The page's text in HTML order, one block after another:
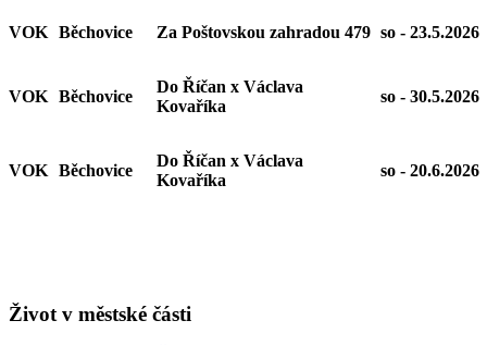
VOK Běchovice Za Poštovskou zahradou 479 so - 23.5.2026
VOK Běchovice
Do Říčan x Václava
Kovaříka
so - 30.5.2026
VOK Běchovice
Do Říčan x Václava
Kovaříka
so - 20.6.2026
Život v městské části